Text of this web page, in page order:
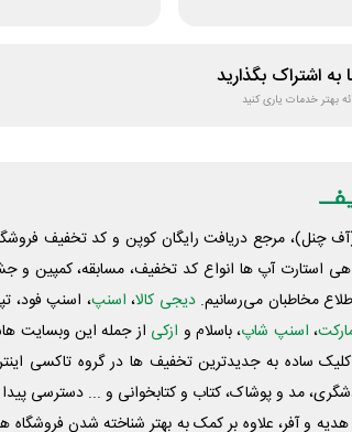
به اشتراک بگذارید
بهتر خدمات یاری کنید
چنل)، مرجع دریافت رایگان کوپن و کد تخفیف
استارت آپ ها انواع کد تخفیف، مسابقه، کمپین و
مخاطبان می‌رسانیم. دیجی کالا، اسنپ، اسنپ فود،
، اسنپ شاپ، باسلام و ازکی از جمله این وبسایت
ساده به جدیدترین تخفیف ها در گروه تاکسی
مد و پوشاک، کتاب و کتابخوانی و ... دسترسی پیدا
هدیه و آفر، علاوه بر کمک به بهتر شناخته شدن